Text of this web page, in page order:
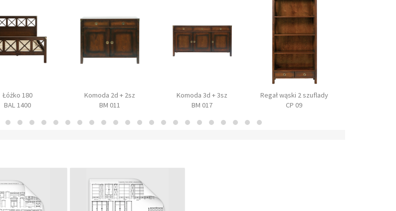
Łóżko 180
BAL 1400
Komoda 2d + 2sz
BM 011
Komoda 3d + 3sz
BM 017
Regał wąski 2 szuflady
CP 09